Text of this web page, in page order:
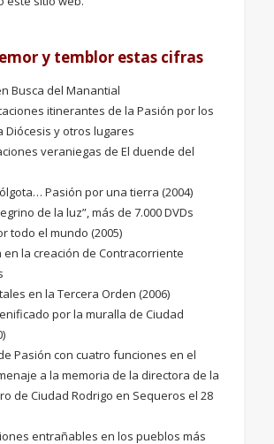
y temblor estas cifras
Busca del Manantial
itinerantes de la Pasión por los
Diócesis y otros lugares
veraniegas de El duende del
Pasión por una tierra (2004)
de la luz”, más de 7.000 DVDs
todo el mundo (2005)
en la creación de Contracorriente
en la Tercera Orden (2006)
por la muralla de Ciudad
Pasión con cuatro funciones en el
a la memoria de la directora de la
de Ciudad Rodrigo en Sequeros el 28
entrañables en los pueblos más